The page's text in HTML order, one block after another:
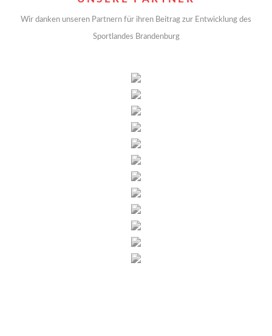
Wir danken unseren Partnern für ihren Beitrag zur Entwicklung des
Sportlandes Brandenburg